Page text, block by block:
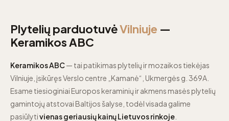
Plytelių parduotuvėVilniuje —
Keramikos ABC
Keramikos ABC— tai patikimas plytelių ir mozaikos tiekėjas
Vilniuje, įsikūręs Verslo centre „Kamanė“, Ukmergės g. 369A.
Esame tiesioginiai Europos keraminių ir akmens masės plytelių
gamintojų atstovai Baltijos šalyse, todėl visada galime
pasiūlytivienas geriausių kainų Lietuvos rinkoje